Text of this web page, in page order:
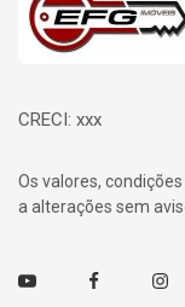
CRECI: xxx
Os valores,
a alterações sem
Youtube Facebook